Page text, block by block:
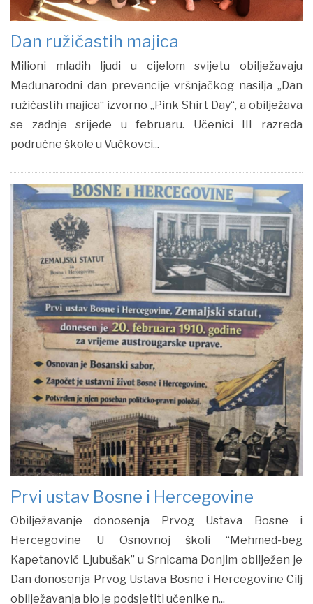
Dan ružičastih majica
Milioni mladih ljudi u cijelom svijetu obilježavaju
Međunarodni dan prevencije vršnjačkog nasilja „Dan
ružičastih majica“ izvorno „Pink Shirt Day“, a obilježava
se zadnje srijede u februaru. Učenici III razreda
područne škole u Vučkovci...
Prvi ustav Bosne i Hercegovine
Obilježavanje donosenja Prvog Ustava Bosne i
Hercegovine U Osnovnoj školi “Mehmed-beg
Kapetanović Ljubušak” u Srnicama Donjim obilježen je
Dan donosenja Prvog Ustava Bosne i Hercegovine Cilj
obilježavanja bio je podsjetiti učenike n...